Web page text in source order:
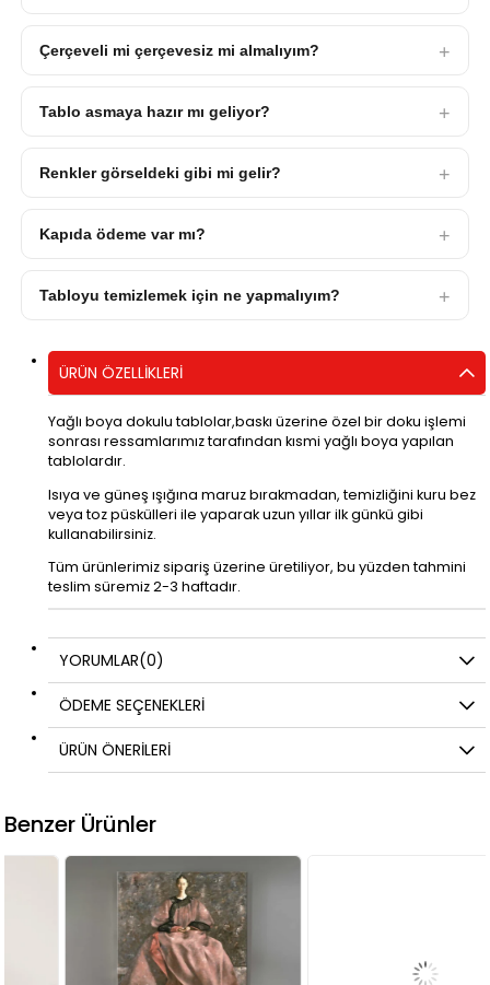
Çerçeveli mi çerçevesiz mi almalıyım?
Tablo asmaya hazır mı geliyor?
Renkler görseldeki gibi mi gelir?
Kapıda ödeme var mı?
Tabloyu temizlemek için ne yapmalıyım?
ÜRÜN ÖZELLIKLERI
Yağlı boya dokulu tablolar,baskı üzerine özel bir doku işlemi
sonrası ressamlarımız tarafından kısmi yağlı boya yapılan
tablolardır.
Isıya ve güneş ışığına maruz bırakmadan, temizliğini kuru bez
veya toz püskülleri ile yaparak uzun yıllar ilk günkü gibi
kullanabilirsiniz.
Tüm ürünlerimiz sipariş üzerine üretiliyor, bu yüzden tahmini
teslim süremiz 2-3 haftadır.
YORUMLAR(0)
ÖDEME SEÇENEKLERI
ÜRÜN ÖNERILERI
Benzer Ürünler